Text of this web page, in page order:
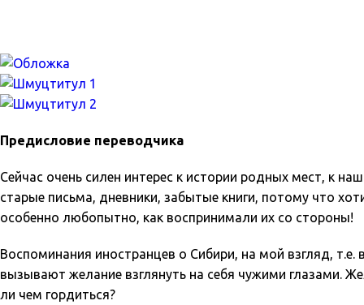
Предисловие переводчика
Сейчас очень силен интерес к истории родных мест, к
старые письма, дневники, забытые книги, потому что
особенно любопытно, как воспринимали их со стороны!
Воспоминания иностранцев о Сибири, на мой взгляд,
вызывают желание взглянуть на себя чужими глазами.
ли чем гордиться?